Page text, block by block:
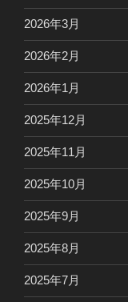
2026年3月
2026年2月
2026年1月
2025年12月
2025年11月
2025年10月
2025年9月
2025年8月
2025年7月